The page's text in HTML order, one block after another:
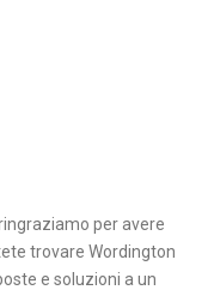
per avere
trovare Wordington
e soluzioni a un